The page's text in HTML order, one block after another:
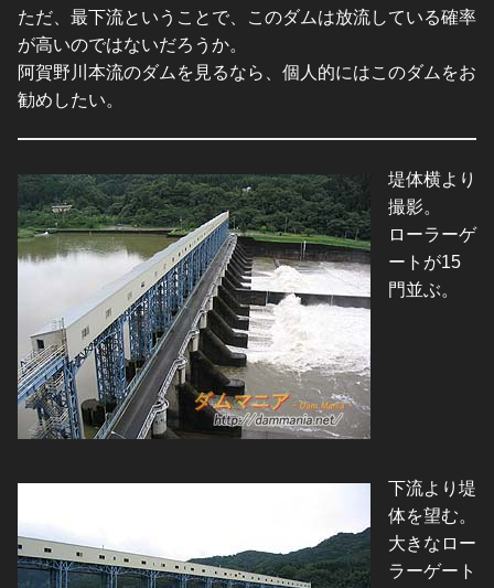
ただ、最下流ということで、このダムは放流している確率
が高いのではないだろうか。
阿賀野川本流のダムを見るなら、個人的にはこのダムをお
勧めしたい。
堤体横より
撮影。
ローラーゲ
ートが15
門並ぶ。
下流より堤
体を望む。
大きなロー
ラーゲート